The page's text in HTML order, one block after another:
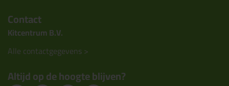
Contact
Kitcentrum B.V.
Alle contactgegevens >
Altijd op de hoogte blijven?